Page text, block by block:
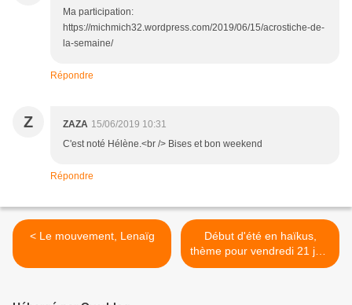
Ma participation:
https://michmich32.wordpress.com/2019/06/15/acrostiche-de-
la-semaine/
Répondre
Z ZAZA 15/06/2019 10:31
C'est noté Hélène.<br /> Bises et bon weekend
Répondre
< Le mouvement, Lenaïg
Début d'été en haïkus,
thème pour vendredi 21 juin
- Lenaïg >